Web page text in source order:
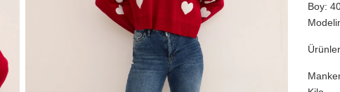
Boy: